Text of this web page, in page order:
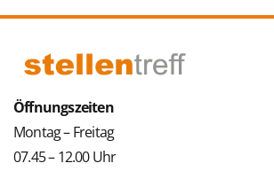
Öffnungszeiten
Montag – Freitag
07.45 – 12.00 Uhr